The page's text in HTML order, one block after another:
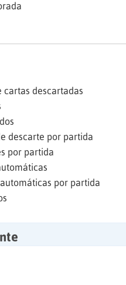
cartas descartadas
descarte por partida
por partida
por partida